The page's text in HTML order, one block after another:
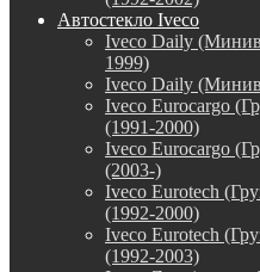
Автостекло Iveco
Iveco Daily
1999)
Iveco Daily
Iveco Eurocargo
(1991-2000)
Iveco Eurocargo
(2003-)
Iveco Eurotech
(1992-2000)
Iveco Eurotech
(1992-2003)